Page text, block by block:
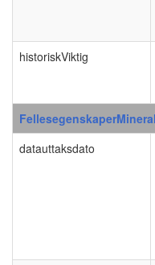
historiskViktig
datauttaksdato